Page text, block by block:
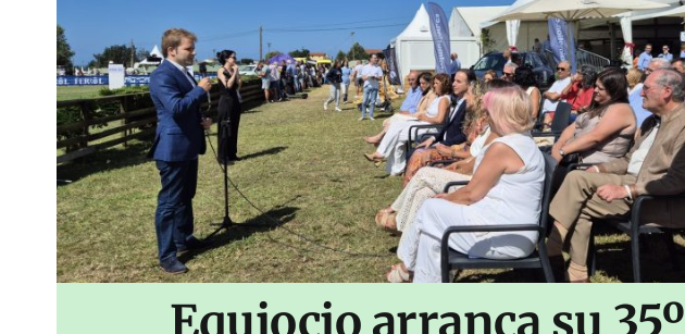
Equiocio arranca su 35º